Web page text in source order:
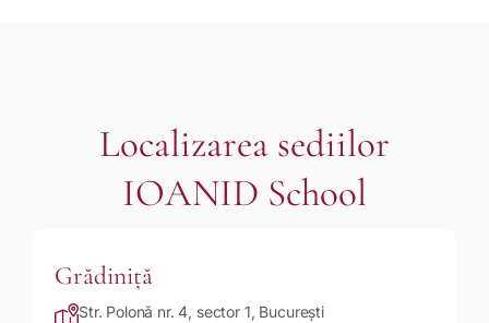
Localizarea sediilor
IOANID School
Grădiniță
Str. Polonă nr. 4, sector 1, București